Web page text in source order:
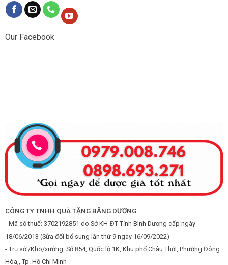
Our Facebook
CÔNG TY TNHH QUÀ TẶNG BĂNG DƯƠNG
- Mã số thuế: 3702192851 do Sở KH-ĐT Tỉnh Bình Dương cấp ngày
18/06/2013 (Sửa đổi bổ sung lần thứ 9 ngày 16/09/2022)
- Trụ sở /Kho/xưởng: Số 854, Quốc lộ 1K, Khu phố Châu Thới, Phường Đông
Hòa,, Tp. Hồ Chí Minh